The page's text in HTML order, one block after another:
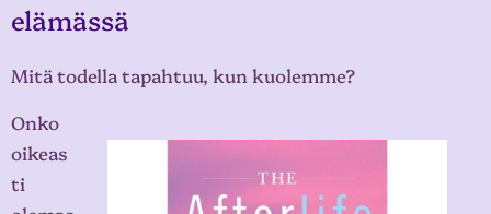
elämässä
Mitä todella tapahtuu, kun kuolemme?
Onko
oikeas
ti